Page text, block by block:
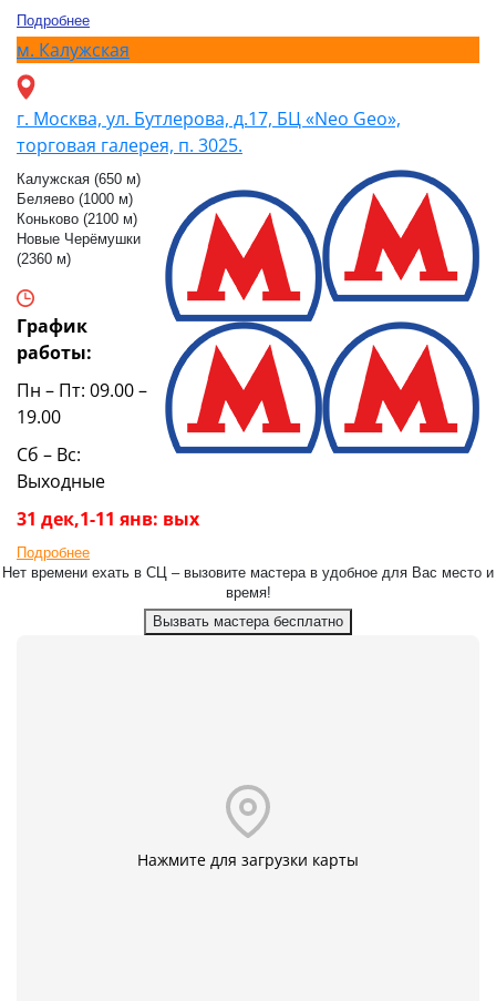
Подробнее
м. Калужская
г. Москва, ул. Бутлерова, д.17, БЦ «Neo Geo»,
торговая галерея, п. 3025.
Калужская (650 м)
Беляево (1000 м)
Коньково (2100 м)
Новые Черёмушки
(2360 м)
График
работы:
Пн – Пт: 09.00 –
19.00
Сб – Вс:
Выходные
31 дек,1-11 янв: вых
Подробнее
Нет времени ехать в СЦ – вызовите мастера в удобное для Вас место и
время!
Вызвать мастера бесплатно
Нажмите для загрузки карты